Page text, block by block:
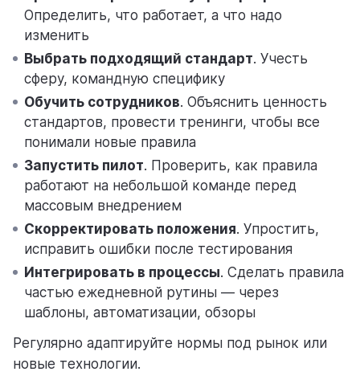
Определить, что работает, а что надо
изменить
Выбрать подходящий стандарт. Учесть
сферу, командную специфику
Обучить сотрудников. Объяснить ценность
стандартов, провести тренинги, чтобы все
понимали новые правила
Запустить пилот. Проверить, как правила
работают на небольшой команде перед
массовым внедрением
Скорректировать положения. Упростить,
исправить ошибки после тестирования
Интегрировать в процессы. Сделать правила
частью ежедневной рутины — через
шаблоны, автоматизации, обзоры
Регулярно адаптируйте нормы под рынок или
новые технологии.